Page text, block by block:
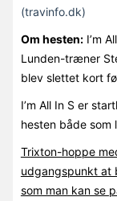
(travinfo.dk)
Om hesten:I’m
Lunden-træner
blev slettet kort
I’m All In S er
hesten både som
Trixton-hoppe
udgangspunkt at
som man kan se